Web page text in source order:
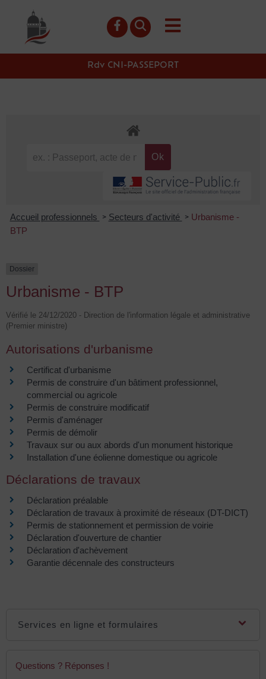
principal
Rdv CNI-PASSEPORT
Accueil professionnels > Secteurs d'activité > Urbanisme -
BTP
Dossier
Urbanisme - BTP
Vérifié le 24/12/2020 - Direction de l'information légale et administrative
(Premier ministre)
Autorisations d'urbanisme
Certificat d'urbanisme
Permis de construire d'un bâtiment professionnel,
commercial ou agricole
Permis de construire modificatif
Permis d'aménager
Permis de démolir
Travaux sur ou aux abords d'un monument historique
Installation d'une éolienne domestique ou agricole
Déclarations de travaux
Déclaration préalable
Déclaration de travaux à proximité de réseaux (DT-DICT)
Permis de stationnement et permission de voirie
Déclaration d'ouverture de chantier
Déclaration d'achèvement
Garantie décennale des constructeurs
Services en ligne et formulaires
Questions ? Réponses !